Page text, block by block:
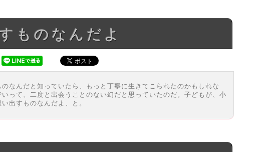
ものなんだよ
なんだと知っていたら、もっと丁寧に生きてこられたのかもしれな
って、二度と出会うことのない幻だと思っていたのだ。子どもが、小
出すものなんだよ、と。